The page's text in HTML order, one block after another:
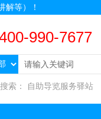
解等）！
990-7677
索： 自助导览服务驿站